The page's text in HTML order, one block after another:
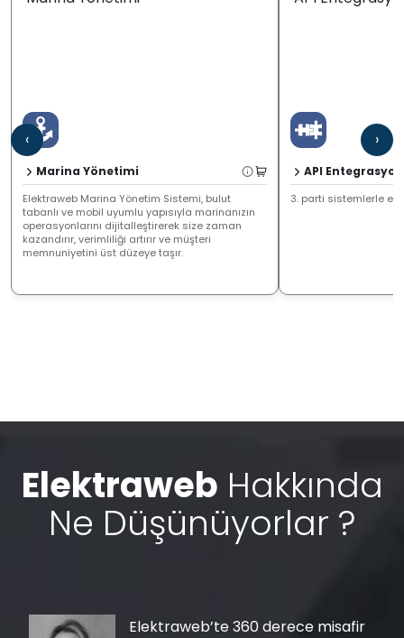
‹
Marina Yönetimi
Elektraweb Marina Yönetim Sistemi, bulut
tabanlı ve mobil uyumlu yapısıyla marinanızın
operasyonlarını dijitalleştirerek size zaman
kazandırır, verimliliği artırır ve müşteri
memnuniyetini üst düzeye taşır.
API
3. parti sistemlerle
›
Elektraweb Hakkında
Ne Düşünüyorlar ?
Elektraweb’te 360 derece misafir